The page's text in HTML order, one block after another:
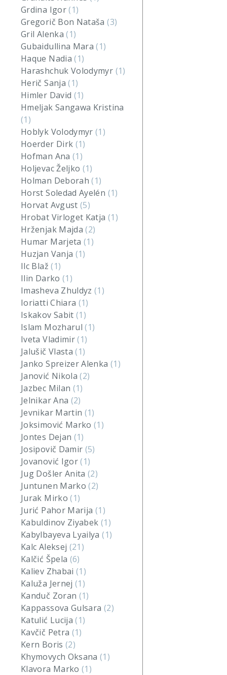
Grdina Igor(1)
Gregorič Bon Nataša(3)
Gril Alenka(1)
Gubaidullina Mara(1)
Haque Nadia(1)
Harashchuk Volodymyr (1)
Herič Sanja(1)
Himler David (1)
Hmeljak Sangawa Kristina
(1)
Hoblyk Volodymyr(1)
Hoerder Dirk (1)
Hofman Ana (1)
Holjevac Željko (1)
Holman Deborah(1)
Horst Soledad Ayelén (1)
Horvat Avgust(5)
Hrobat Virloget Katja (1)
Hrženjak Majda(2)
Humar Marjeta(1)
Huzjan Vanja (1)
Ilc Blaž(1)
Ilin Darko (1)
Imasheva Zhuldyz(1)
Ioriatti Chiara (1)
Iskakov Sabit(1)
Islam Mozharul(1)
Iveta Vladimir(1)
Jalušič Vlasta(1)
Janko Spreizer Alenka (1)
Janović Nikola(2)
Jazbec Milan (1)
Jelnikar Ana (2)
Jevnikar Martin (1)
Joksimović Marko(1)
Jontes Dejan (1)
Josipovič Damir (5)
Jovanović Igor(1)
Jug Došler Anita(2)
Juntunen Marko(2)
Jurak Mirko(1)
Jurić Pahor Marija (1)
Kabuldinov Ziyabek (1)
Kabylbayeva Lyailya(1)
Kalc Aleksej (21)
Kalčić Špela (6)
Kaliev Zhabai(1)
Kaluža Jernej(1)
Kanduč Zoran (1)
Kappassova Gulsara (2)
Katulić Lucija(1)
Kavčič Petra (1)
Kern Boris (2)
Khymovych Oksana(1)
Klavora Marko(1)